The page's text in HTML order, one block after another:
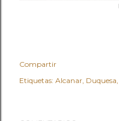
Compartir
Etiquetas: Alcanar Duquesa